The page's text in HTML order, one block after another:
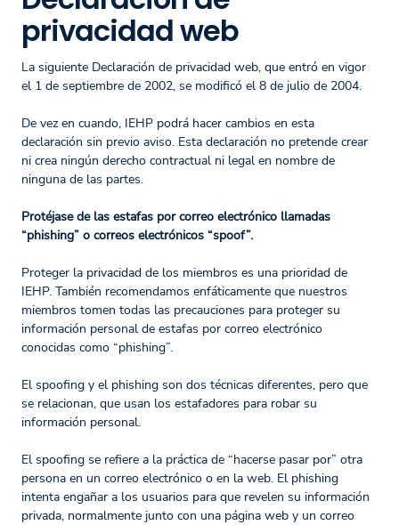
privacidad web
La siguiente Declaración de privacidad web, que entró en vigor
el 1 de septiembre de 2002, se modificó el 8 de julio de 2004.
De vez en cuando, IEHP podrá hacer cambios en esta
declaración sin previo aviso. Esta declaración no pretende crear
ni crea ningún derecho contractual ni legal en nombre de
ninguna de las partes.
Protéjase de las estafas por correo electrónico llamadas
“phishing” o correos electrónicos “spoof”.
Proteger la privacidad de los miembros es una prioridad de
IEHP. También recomendamos enfáticamente que nuestros
miembros tomen todas las precauciones para proteger su
información personal de estafas por correo electrónico
conocidas como “phishing”.
El spoofing y el phishing son dos técnicas diferentes, pero que
se relacionan, que usan los estafadores para robar su
información personal.
El spoofing se refiere a la práctica de “hacerse pasar por” otra
persona en un correo electrónico o en la web. El phishing
intenta engañar a los usuarios para que revelen su información
privada, normalmente junto con una página web y un correo